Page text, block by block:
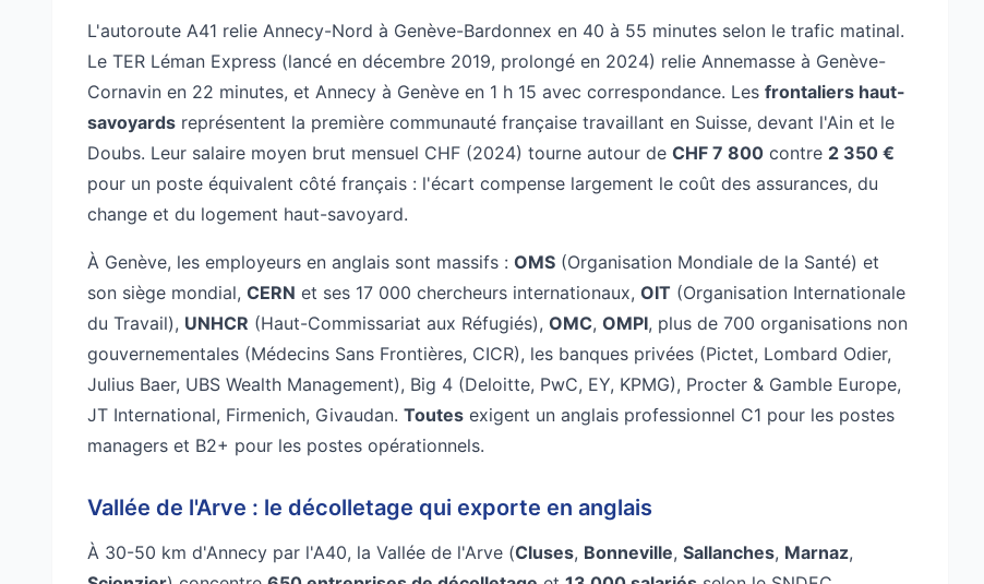
L'autoroute A41 relie Annecy-Nord à Genève-Bardonnex en 40 à 55 minutes selon le trafic matinal.
Le TER Léman Express (lancé en décembre 2019, prolongé en 2024) relie Annemasse à Genève-
Cornavin en 22 minutes, et Annecy à Genève en 1 h 15 avec correspondance. Les frontaliers haut-
savoyards représentent la première communauté française travaillant en Suisse, devant l'Ain et le
Doubs. Leur salaire moyen brut mensuel CHF (2024) tourne autour de CHF 7 800 contre 2 350 €
pour un poste équivalent côté français : l'écart compense largement le coût des assurances, du
change et du logement haut-savoyard.
À Genève, les employeurs en anglais sont massifs : OMS (Organisation Mondiale de la Santé) et
son siège mondial, CERN et ses 17 000 chercheurs internationaux, OIT (Organisation Internationale
du Travail), UNHCR (Haut-Commissariat aux Réfugiés), OMC, OMPI, plus de 700 organisations non
gouvernementales (Médecins Sans Frontières, CICR), les banques privées (Pictet, Lombard Odier,
Julius Baer, UBS Wealth Management), Big 4 (Deloitte, PwC, EY, KPMG), Procter & Gamble Europe,
JT International, Firmenich, Givaudan. Toutes exigent un anglais professionnel C1 pour les postes
managers et B2+ pour les postes opérationnels.
Vallée de l'Arve : le décolletage qui exporte en anglais
À 30-50 km d'Annecy par l'A40, la Vallée de l'Arve (Cluses, Bonneville, Sallanches, Marnaz,